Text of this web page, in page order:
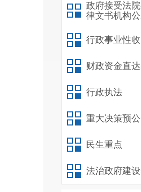
政府接受法
律文书机构
行政事业性
财政资金直
行政执法
重大决策预
民生重点
法治政府建